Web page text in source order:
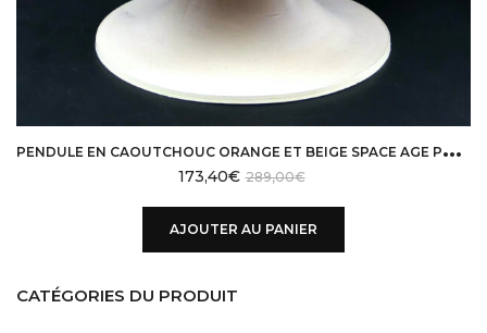
P
ENDULE EN CAOUTCHOUC ORANGE ET BEIGE SPACE AGE POP ART 70 POP RUBBER
289,00€
173,40€
AJOUTER AU PANIER
CATÉGORIES DU PRODUIT